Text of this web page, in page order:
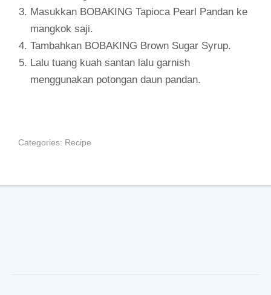
Masukkan BOBAKING Tapioca Pearl Pandan ke
mangkok saji.
Tambahkan BOBAKING Brown Sugar Syrup.
Lalu tuang kuah santan lalu garnish
menggunakan potongan daun pandan.
Categories: Recipe